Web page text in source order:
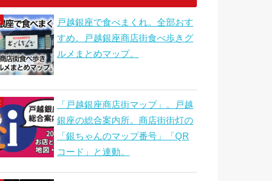
戸越銀座で食べまくれ。全部おす
すめ。戸越銀座商店街食べ歩きグ
ルメまとめマップ。
「戸越銀座商店街マップ」。戸越
銀座の総合案内所。商店街街灯の
「銀ちゃんのマップ番号」「QR
コード」と連動。